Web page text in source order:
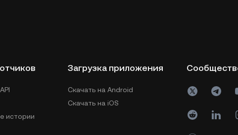
истории
Загрузка приложения
Скачать на Android
Скачать на iOS